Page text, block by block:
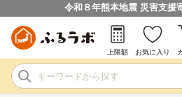
令和８年熊本地震 災害支援
上限額 お気に入り